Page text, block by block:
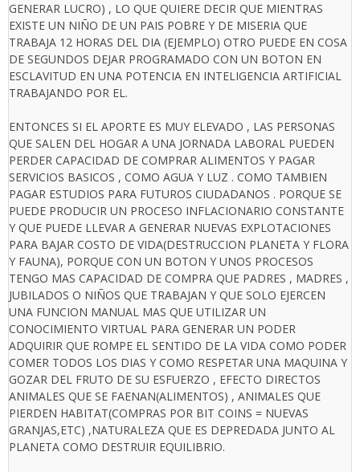
GENERAR LUCRO) , LO QUE QUIERE DECIR QUE MIENTRAS
EXISTE UN NIÑO DE UN PAIS POBRE Y DE MISERIA QUE
TRABAJA 12 HORAS DEL DIA (EJEMPLO) OTRO PUEDE EN COSA
DE SEGUNDOS DEJAR PROGRAMADO CON UN BOTON EN
ESCLAVITUD EN UNA POTENCIA EN INTELIGENCIA ARTIFICIAL
TRABAJANDO POR EL.
ENTONCES SI EL APORTE ES MUY ELEVADO , LAS PERSONAS
QUE SALEN DEL HOGAR A UNA JORNADA LABORAL PUEDEN
PERDER CAPACIDAD DE COMPRAR ALIMENTOS Y PAGAR
SERVICIOS BASICOS , COMO AGUA Y LUZ . COMO TAMBIEN
PAGAR ESTUDIOS PARA FUTUROS CIUDADANOS . PORQUE SE
PUEDE PRODUCIR UN PROCESO INFLACIONARIO CONSTANTE
Y QUE PUEDE LLEVAR A GENERAR NUEVAS EXPLOTACIONES
PARA BAJAR COSTO DE VIDA(DESTRUCCION PLANETA Y FLORA
Y FAUNA), PORQUE CON UN BOTON Y UNOS PROCESOS
TENGO MAS CAPACIDAD DE COMPRA QUE PADRES , MADRES ,
JUBILADOS O NIÑOS QUE TRABAJAN Y QUE SOLO EJERCEN
UNA FUNCION MANUAL MAS QUE UTILIZAR UN
CONOCIMIENTO VIRTUAL PARA GENERAR UN PODER
ADQUIRIR QUE ROMPE EL SENTIDO DE LA VIDA COMO PODER
COMER TODOS LOS DIAS Y COMO RESPETAR UNA MAQUINA Y
GOZAR DEL FRUTO DE SU ESFUERZO , EFECTO DIRECTOS
ANIMALES QUE SE FAENAN(ALIMENTOS) , ANIMALES QUE
PIERDEN HABITAT(COMPRAS POR BIT COINS = NUEVAS
GRANJAS,ETC) ,NATURALEZA QUE ES DEPREDADA JUNTO AL
PLANETA COMO DESTRUIR EQUILIBRIO.